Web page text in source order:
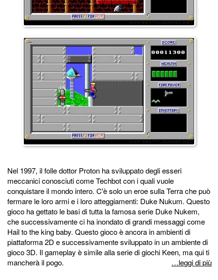
Nel 1997, il folle dottor Proton ha sviluppato degli esseri
meccanici conosciuti come Techbot con i quali vuole
conquistare il mondo intero. C'è solo un eroe sulla Terra che può
fermare le loro armi e i loro atteggiamenti: Duke Nukum. Questo
gioco ha gettato le basi di tutta la famosa serie Duke Nukem,
che successivamente ci ha inondato di grandi messaggi come
Hail to the king baby. Questo gioco è ancora in ambienti di
piattaforma 2D e successivamente sviluppato in un ambiente di
gioco 3D. Il gameplay è simile alla serie di giochi Keen, ma qui ti
mancherà il pogo.
…leggi di più